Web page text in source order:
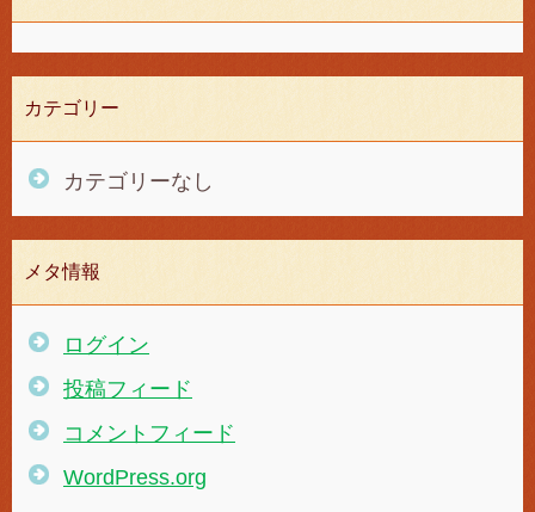
カテゴリー
カテゴリーなし
メタ情報
ログイン
投稿フィード
コメントフィード
WordPress.org